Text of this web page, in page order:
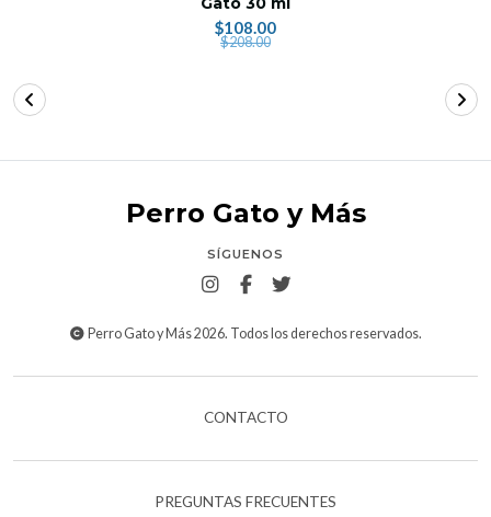
$108.00
$208.00
Perro Gato y Más
SÍGUENOS
Perro Gato y Más 2026. Todos los derechos reservados.
CONTACTO
PREGUNTAS FRECUENTES